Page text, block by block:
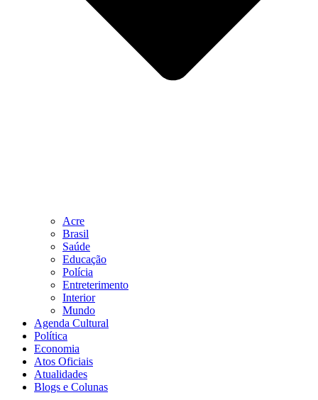
Acre
Brasil
Saúde
Educação
Polícia
Entreterimento
Interior
Mundo
Agenda Cultural
Política
Economia
Atos Oficiais
Atualidades
Blogs e Colunas